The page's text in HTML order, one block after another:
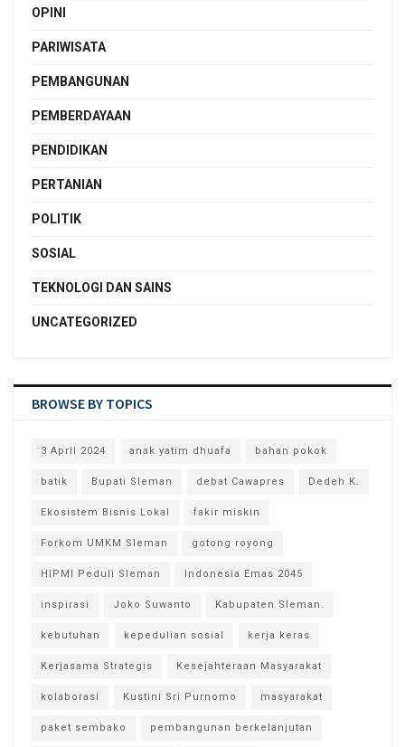
OPINI
PARIWISATA
PEMBANGUNAN
PEMBERDAYAAN
PENDIDIKAN
PERTANIAN
POLITIK
SOSIAL
TEKNOLOGI DAN SAINS
UNCATEGORIZED
BROWSE BY TOPICS
3 April 2024 anak yatim dhuafa bahan pokok
batik Bupati Sleman debat Cawapres Dedeh K.
Ekosistem Bisnis Lokal fakir miskin
Forkom UMKM Sleman gotong royong
HIPMI Peduli Sleman Indonesia Emas 2045
inspirasi Joko Suwanto Kabupaten Sleman.
kebutuhan kepedulian sosial kerja keras
Kerjasama Strategis Kesejahteraan Masyarakat
kolaborasi Kustini Sri Purnomo masyarakat
paket sembako pembangunan berkelanjutan